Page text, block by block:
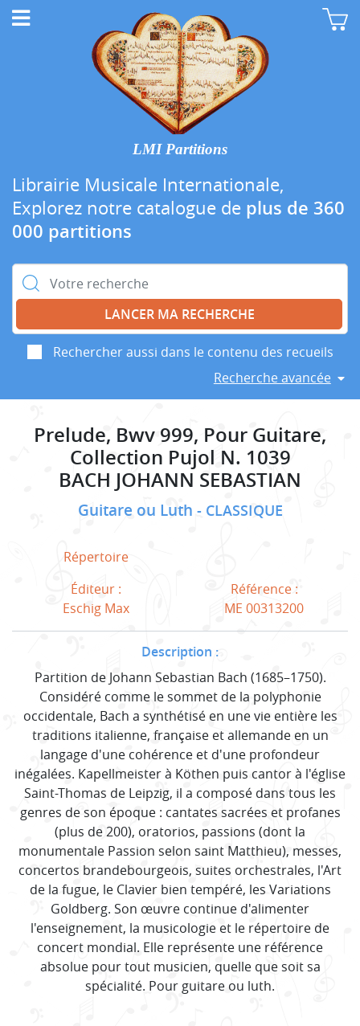
LMI Partitions
Librairie Musicale Internationale,
Explorez notre catalogue de plus de 360
000 partitions
Rechercher :
Rechercher aussi dans le contenu des recueils
Recherche avancée
Prelude, Bwv 999, Pour Guitare,
Collection Pujol N. 1039
BACH JOHANN SEBASTIAN
Guitare ou Luth CLASSIQUE
Répertoire
Éditeur :
Eschig Max
Référence :
ME 00313200
Description :
Partition de Johann Sebastian Bach (1685–1750).
Considéré comme le sommet de la polyphonie
occidentale, Bach a synthétisé en une vie entière les
traditions italienne, française et allemande en un
langage d'une cohérence et d'une profondeur
inégalées. Kapellmeister à Köthen puis cantor à l'église
Saint-Thomas de Leipzig, il a composé dans tous les
genres de son époque : cantates sacrées et profanes
(plus de 200), oratorios, passions (dont la
monumentale Passion selon saint Matthieu), messes,
concertos brandebourgeois, suites orchestrales, l'Art
de la fugue, le Clavier bien tempéré, les Variations
Goldberg. Son œuvre continue d'alimenter
l'enseignement, la musicologie et le répertoire de
concert mondial. Elle représente une référence
absolue pour tout musicien, quelle que soit sa
spécialité. Pour guitare ou luth.